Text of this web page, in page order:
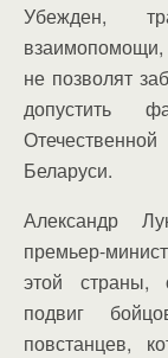
Убежден,
взаимопомощи,
не позволят
допустить
Беларуси.
Александр
премьер-
этой страны,
подвиг
повстанцев,